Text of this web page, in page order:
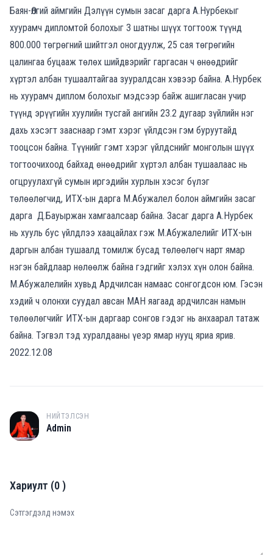
Баян-Өлгий аймгийн Дэлүүн сумын засаг дарга А.Нурбекыг
хуурамч дипломтой болохыг 3 шатны шүүх тогтоож түүнд
800.000 төгрөгний шийтгэл оногдуулж, 25 сая төгрөгийн
цалингаа буцааж төлөх шийдвэрийг гаргасан ч өнөөдрийг
хүртэл албан тушаалтайгаа зууралдсан хэвээр байна. А.Нурбек
нь хуурамч диплом болохыг мэдсээр байж ашигласан учир
түүнд эрүүгийн хуулийн тусгай ангийн 23.2 дугаар зүйлийн нэг
дахь хэсэгт зааснаар гэмт хэрэг үйлдсэн гэм буруутайд
тооцсон байна. Түүнийг гэмт хэрэг үйлдснийг монголын шүүх
тогтоочихоод байхад өнөөдрийг хүртэл албан тушаалаас нь
огцруулахгүй сумын иргэдийн хурлын хэсэг бүлэг
төлөөлөгчид, ИТХ-ын дарга М.Абужалел болон аймгийн засаг
дарга Д.Бауыржан хамгаалсаар байна. Засаг дарга А.Нурбек
нь хууль бус үйлдлээ хаацайлах гэж М.Абужалелийг ИТХ-ын
даргын албан тушаалд томилж бусад төлөөлөгч нарт ямар
нэгэн байдлаар нөлөөлж байна гэдгийг хэлэх хүн олон байна.
М.Абужалелийн хувьд Ардчилсан намаас сонгогдсон юм. Гэсэн
хэдий ч олонхи суудал авсан МАН яагаад ардчилсан намын
төлөөлөгчийг ИТХ-ын даргаар сонгов гэдэг нь анхаарал татаж
байна. Тэгвэл тэд хуралдааны үеэр ямар нууц яриа ярив.
2022.12.08
A
НИЙТЭЛСЭН
Admin
Хариулт (0)